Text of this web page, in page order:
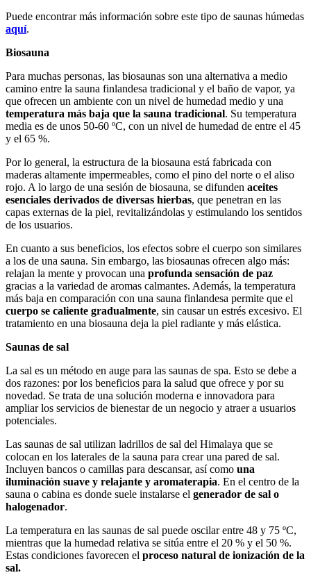
Puede encontrar más información sobre este tipo de saunas húmedas
aquí.
Biosauna
Para muchas personas, las biosaunas son una alternativa a medio
camino entre la sauna finlandesa tradicional y el baño de vapor, ya
que ofrecen un ambiente con un nivel de humedad medio y una
temperatura más baja que la sauna tradicional. Su temperatura
media es de unos 50-60 ºC, con un nivel de humedad de entre el 45
y el 65 %.
Por lo general, la estructura de la biosauna está fabricada con
maderas altamente impermeables, como el pino del norte o el aliso
rojo. A lo largo de una sesión de biosauna, se difunden aceites
esenciales derivados de diversas hierbas, que penetran en las
capas externas de la piel, revitalizándolas y estimulando los sentidos
de los usuarios.
En cuanto a sus beneficios, los efectos sobre el cuerpo son similares
a los de una sauna. Sin embargo, las biosaunas ofrecen algo más:
relajan la mente y provocan una profunda sensación de paz
gracias a la variedad de aromas calmantes. Además, la temperatura
más baja en comparación con una sauna finlandesa permite que el
cuerpo se caliente gradualmente, sin causar un estrés excesivo. El
tratamiento en una biosauna deja la piel radiante y más elástica.
Saunas de sal
La sal es un método en auge para las saunas de spa. Esto se debe a
dos razones: por los beneficios para la salud que ofrece y por su
novedad. Se trata de una solución moderna e innovadora para
ampliar los servicios de bienestar de un negocio y atraer a usuarios
potenciales.
Las saunas de sal utilizan ladrillos de sal del Himalaya que se
colocan en los laterales de la sauna para crear una pared de sal.
Incluyen bancos o camillas para descansar, así como una
iluminación suave y relajante y aromaterapia. En el centro de la
sauna o cabina es donde suele instalarse el generador de sal o
halogenador.
La temperatura en las saunas de sal puede oscilar entre 48 y 75 ºC,
mientras que la humedad relativa se sitúa entre el 20 % y el 50 %.
Estas condiciones favorecen el proceso natural de ionización de la
sal.